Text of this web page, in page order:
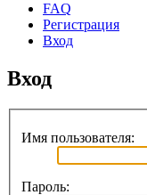
FAQ
Регистрация
Вход
Вход
Имя пользователя:
Пароль: